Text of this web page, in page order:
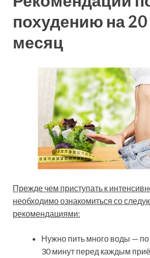
похудению на 20
месяц
Прежде чем приступать к
необходимо ознакомиться со
рекомендациями:
Нужно пить много воды — по
30 минут перед каждым